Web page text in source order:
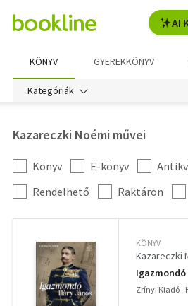
AI
KÖNYV GYEREKKÖNYV
Kategóriák
Kazareczki Noémi művei
Kategória
szűrés
Könyv E-könyv
További
szűrők
Rendelhető Raktáron
KÖNYV
Kazareczki
Zrínyi Kiadó -